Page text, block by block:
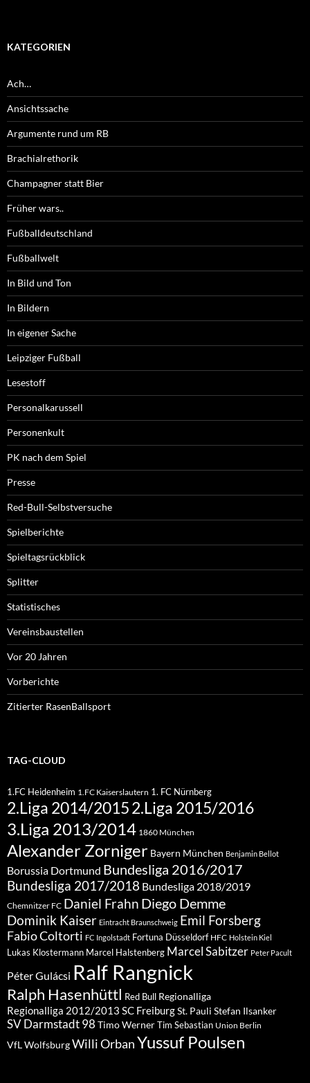
KATEGORIEN
Ach…
Ansichtssache
Argumente rund um RB
Brachialrethorik
Champagner statt Bier
Früher wars..
Fußballdeutschland
Fußballwelt
In Bild und Ton
In Bildern
In eigener Sache
Leipziger Fußball
Lesestoff
Personalkarussell
Personenkult
PK nach dem Spiel
Presse
Red-Bull-Selbstversuche
Spielberichte
Spieltagsrückblick
Splitter
Statistisches
Vereinsbaustellen
Vor 20 Jahren
Vorberichte
Zitierter RasenBallsport
TAG-CLOUD
1.FC Heidenheim 1.FC Kaiserslautern 1. FC Nürnberg
2.Liga 2014/20152.Liga 2015/2016
3.Liga 2013/2014 1860 München
Alexander Zorniger Bayern München Benjamin Bellot
Borussia Dortmund Bundesliga 2016/2017
Bundesliga 2017/2018 Bundesliga 2018/2019
Chemnitzer FC Daniel Frahn Diego Demme
Dominik Kaiser Eintracht Braunschweig Emil Forsberg
Fabio Coltorti FC Ingolstadt Fortuna Düsseldorf HFC Holstein Kiel
Lukas Klostermann Marcel Halstenberg Marcel Sabitzer Peter Pacult
Péter Gulácsi Ralf Rangnick
Ralph Hasenhüttl Red Bull Regionalliga
Regionalliga 2012/2013 SC FreiburgSt. Pauli Stefan Ilsanker
SV Darmstadt 98 Timo WernerTim Sebastian Union Berlin
VfL WolfsburgWilli OrbanYussuf Poulsen